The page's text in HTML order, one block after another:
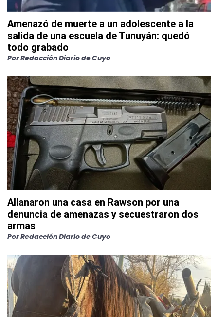
Amenazó de muerte a un adolescente a la
salida de una escuela de Tunuyán: quedó
todo grabado
PorRedacción Diario de Cuyo
Allanaron una casa en Rawson por una
denuncia de amenazas y secuestraron dos
armas
PorRedacción Diario de Cuyo